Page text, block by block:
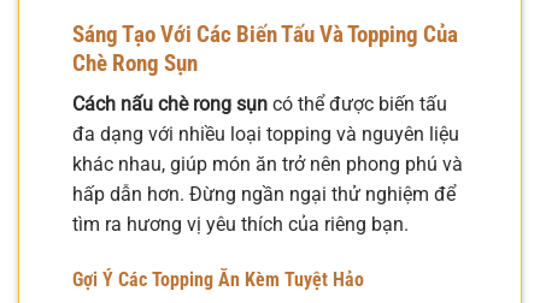
Sáng Tạo Với Các Biến Tấu Và Topping Của
Chè Rong Sụn
Cách nấu chè rong sụn có thể được biến tấu
đa dạng với nhiều loại topping và nguyên liệu
khác nhau, giúp món ăn trở nên phong phú và
hấp dẫn hơn. Đừng ngần ngại thử nghiệm để
tìm ra hương vị yêu thích của riêng bạn.
Gợi Ý Các Topping Ăn Kèm Tuyệt Hảo